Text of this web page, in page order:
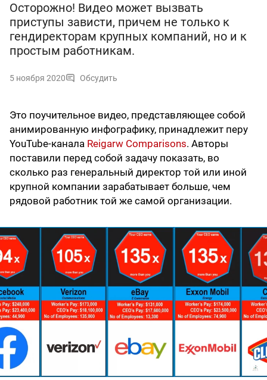
Осторожно! Видео может вызвать
приступы зависти, причем не только к
гендиректорам крупных компаний, но и к
простым работникам.
5 ноября 2020 Обсудить
Это поучительное видео, представляющее собой
анимированную инфографику, принадлежит перу
YouTube-канала Reigarw Comparisons. Авторы
поставили перед собой задачу показать, во
сколько раз генеральный директор той или иной
крупной компании зарабатывает больше, чем
рядовой работник той же самой организации.